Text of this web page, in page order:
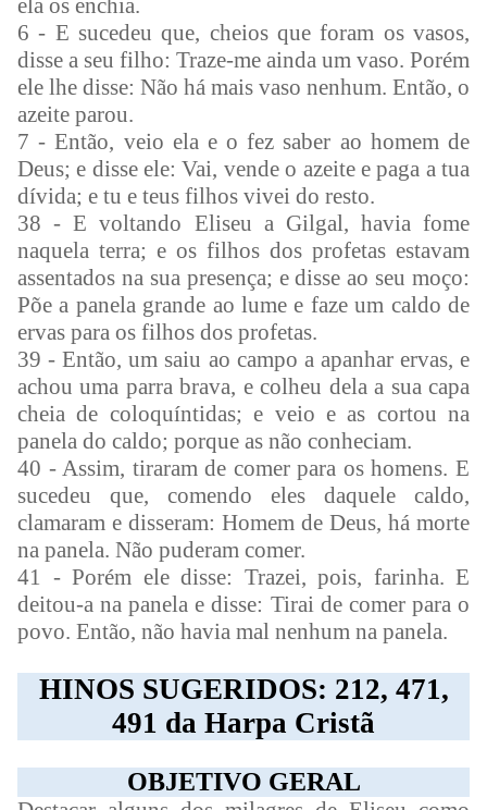
ela os enchia.
6 - E sucedeu que, cheios que foram os vasos,
disse a seu filho: Traze-me ainda um vaso. Porém
ele lhe disse: Não há mais vaso nenhum. Então, o
azeite parou.
7 - Então, veio ela e o fez saber ao homem de
Deus; e disse ele: Vai, vende o azeite e paga a tua
dívida; e tu e teus filhos vivei do resto.
38 - E voltando Eliseu a Gilgal, havia fome
naquela terra; e os filhos dos profetas estavam
assentados na sua presença; e disse ao seu moço:
Põe a panela grande ao lume e faze um caldo de
ervas para os filhos dos profetas.
39 - Então, um saiu ao campo a apanhar ervas, e
achou uma parra brava, e colheu dela a sua capa
cheia de coloquíntidas; e veio e as cortou na
panela do caldo; porque as não conheciam.
40 - Assim, tiraram de comer para os homens. E
sucedeu que, comendo eles daquele caldo,
clamaram e disseram: Homem de Deus, há morte
na panela. Não puderam comer.
41 - Porém ele disse: Trazei, pois, farinha. E
deitou-a na panela e disse: Tirai de comer para o
povo. Então, não havia mal nenhum na panela.
HINOS SUGERIDOS: 212, 471,
491 da Harpa Cristã
OBJETIVO GERAL